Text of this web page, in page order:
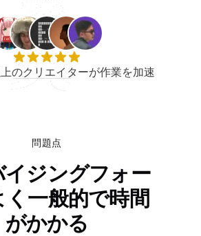
のクリエイターが作業を加速
問題点
イジングフォー
一般的で時間
がかかる